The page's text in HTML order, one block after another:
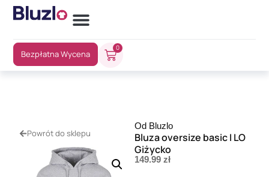
Bezpłatna Wycena
0
Powrót do sklepu
Od Bluzlo
Bluza oversize basic I LO
Giżycko
149.99 zł